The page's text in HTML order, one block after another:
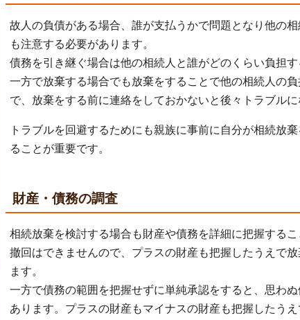
故人の負債がある場合、誰が支払うかで問題となり他の
も注意する必要があります。
債務を引き継ぐ場合は他の相続人と誰がどのくらい負担す
一方で放棄する場合でも放棄をすることで他の相続人の
で、放棄をする前に連絡をしておかないと後々トラブルに
トラブルを回避するためにも親族に事前に自分が相続放
ることが重要です。
財産・債務の調査
相続放棄を検討する場合も財産や債務を詳細に把握する
撤回はできませんので、プラスの財産も把握したうえで
ます。
一方で債務の範囲を把握せずに単純承認をすると、思わ
あります。プラスの財産もマイナスの財産も把握したう